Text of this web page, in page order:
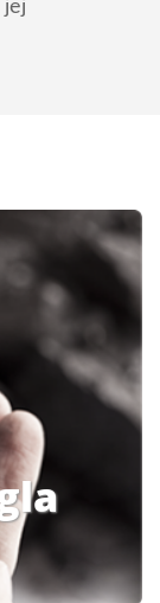
jej